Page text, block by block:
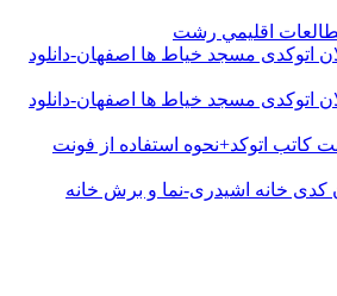
اقليمي رشت
اتوکدی مسجد خیاط ها اصفهان-دانلود
اتوکدی مسجد خیاط ها اصفهان-دانلود
کاتب اتوکد+نحوه استفاده از فونت
کدی خانه اشیدری-نما و برش خانه